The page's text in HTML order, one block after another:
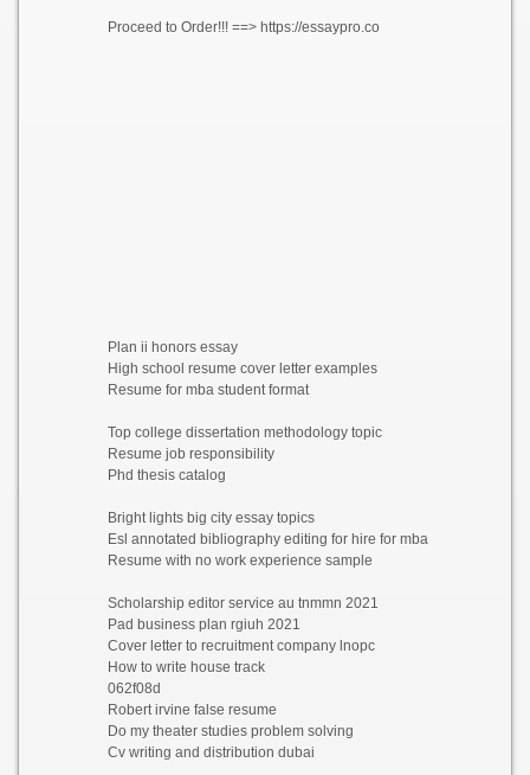
Proceed to Order!!! ==> https://essaypro.co
Plan ii honors essay
High school resume cover letter examples
Resume for mba student format
Top college dissertation methodology topic
Resume job responsibility
Phd thesis catalog
Bright lights big city essay topics
Esl annotated bibliography editing for hire for mba
Resume with no work experience sample
Scholarship editor service au tnmmn 2021
Pad business plan rgiuh 2021
Cover letter to recruitment company lnopc
How to write house track
062f08d
Robert irvine false resume
Do my theater studies problem solving
Cv writing and distribution dubai